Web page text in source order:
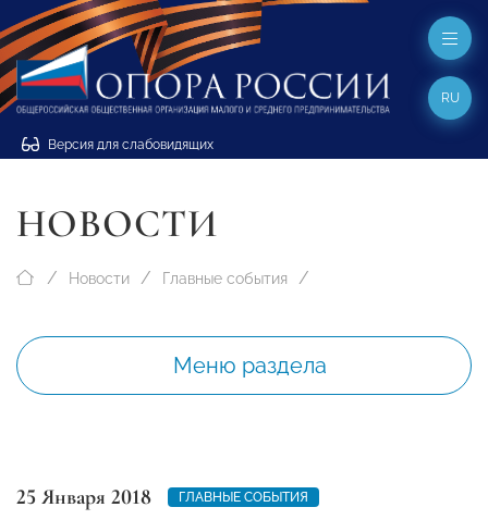
Версия для слабовидящих
RU
НОВОСТИ
Новости Главные события
Меню раздела
25 Января 2018 ГЛАВНЫЕ СОБЫТИЯ